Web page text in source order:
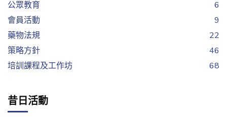
公眾教育
6
會員活動
9
藥物法規
22
策略方針
46
培訓課程及工作坊
68
昔日活動